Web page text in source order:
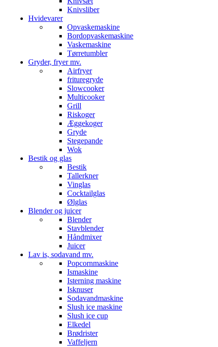
Knivsliber
Hvidevarer
Opvaskemaskine
Bordopvaskemaskine
Vaskemaskine
Tørretumbler
Gryder, fryer mv.
Airfryer
frituregryde
Slowcooker
Multicooker
Grill
Riskoger
Æggekoger
Gryde
Stegepande
Wok
Bestik og glas
Bestik
Tallerkner
Vinglas
Cocktailglas
Ølglas
Blender og juicer
Blender
Stavblender
Håndmixer
Juicer
Lav is, sodavand mv.
Popcornmaskine
Ismaskine
Isterning maskine
Isknuser
Sodavandmaskine
Slush ice maskine
Slush ice cup
Elkedel
Brødrister
Vaffeljern